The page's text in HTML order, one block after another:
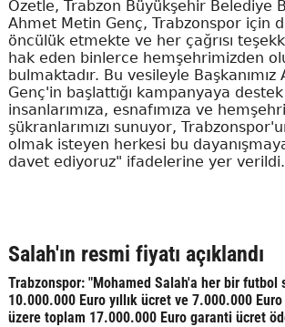
Özetle, Trabzon Büyükşehir Belediye
Ahmet Metin Genç, Trabzonspor için
öncülük etmekte ve her çağrısı
hak eden binlerce hemşehrimizden
bulmaktadır. Bu vesileyle
Genç'in başlattığı kampanyaya
insanlarımıza, esnafımıza ve
şükranlarımızı sunuyor,
olmak isteyen herkesi bu
davet ediyoruz" ifadelerine yer verildi.
Salah'ın resmi fiyatı açıklandı
Trabzonspor: "Mohamed Salah'a her bir futbol
10.000.000 Euro yıllık ücret ve 7.000.000
üzere toplam 17.000.000 Euro garanti ücret